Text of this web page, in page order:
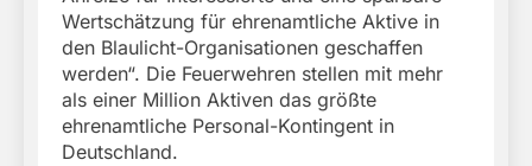
Wertschätzung für ehrenamtliche Aktive in
den Blaulicht-Organisationen geschaffen
werden“. Die Feuerwehren stellen mit mehr
als einer Million Aktiven das größte
ehrenamtliche Personal-Kontingent in
Deutschland.